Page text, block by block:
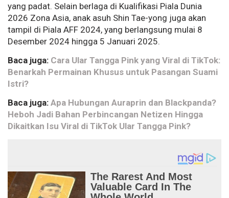
yang padat. Selain berlaga di Kualifikasi Piala Dunia
2026 Zona Asia, anak asuh Shin Tae-yong juga akan
tampil di Piala AFF 2024, yang berlangsung mulai 8
Desember 2024 hingga 5 Januari 2025.
Baca juga: Cara Ular Tangga Pink yang Viral di TikTok:
Benarkah Permainan Khusus untuk Pasangan Suami
Istri?
Baca juga: Apa Hubungan Auraprin dan Blackpanda?
Heboh Jadi Bahan Perbincangan Netizen Hingga
Dikaitkan Isu Viral di TikTok Ular Tangga Pink?